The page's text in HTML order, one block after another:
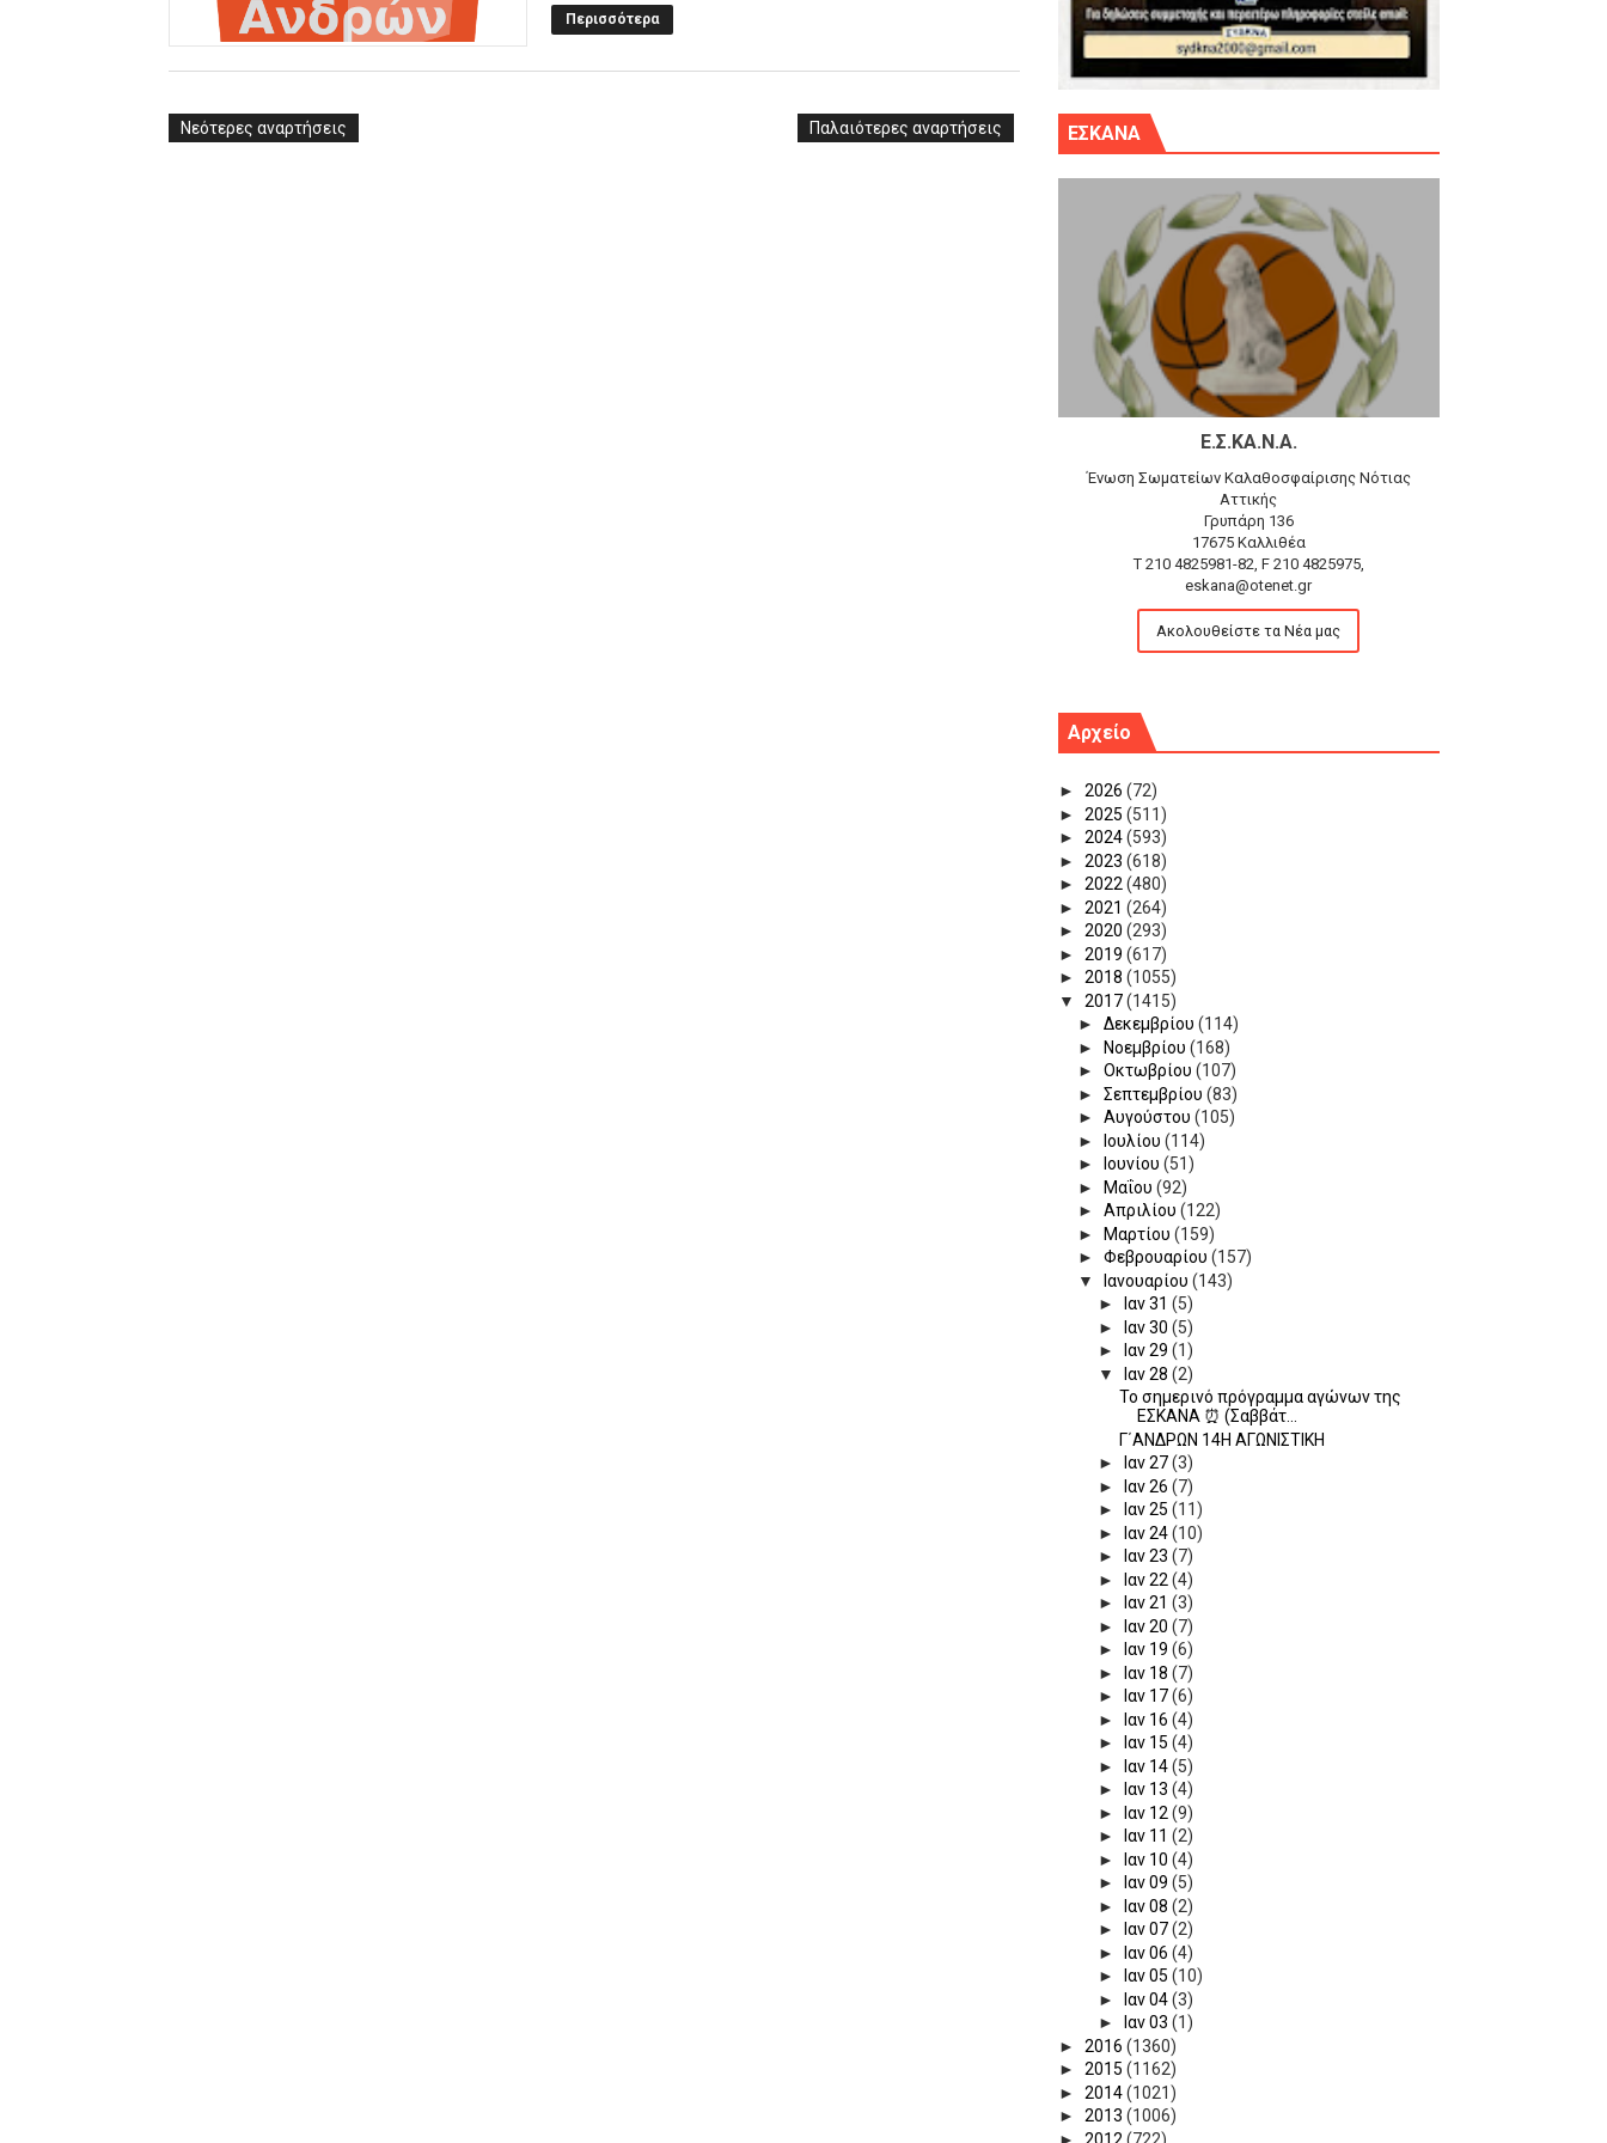
ΧΡΟΝΙΑ ΠΟΛΛΑ ΣΤΟ ΕΛΛΗΝΙΚΟ ΜΠΑΣΚΕΤ : 39Η ΕΠΕΤΕΙΟΣ ΑΠΟ ΤΟ ΕΠΟΣ ΤΟΥ 1987
Ο δρόμος για τον 29ο τελικό κυπέλλου ανδρών ΕΣΚΑΝΑ Μανδραϊκός Προοδευτική στο νέο κλ. Αγίου Δημητρίου την Κυριακή 14.6.26
U21: Τεράστια πρόκριση για τον Πανελευσινιακό στον τελικό αύριο με Αρετσού (το video του αγώνα)
Γ΄ανδρών play offs : "Σκληρό" καρύδι η Φιλία Περάματος έφερε την σειρά στα ίσια (1-1) νίκησε τον Προφήτη Ηλία 78-74 στα Καμίνια
Περισσότερα
Νεότερες αναρτήσεις Παλαιότερες αναρτήσεις ΕΣΚΑΝΑ
Ε.Σ.ΚΑ.Ν.Α.
Ένωση Σωματείων Καλαθοσφαίρισης Νότιας
Αττικής
Γρυπάρη 136
17675 Καλλιθέα
T 210 4825981-82, F 210 4825975,
eskana@otenet.gr
Ακολουθείστε τα Νέα μας
Αρχείο
► 2026 (72)
► 2025 (511)
► 2024(593)
► 2023 (618)
► 2022(480)
► 2021 (264)
► 2020 (293)
► 2019 (617)
► 2018 (1055)
▼ 2017(1415)
►Δεκεμβρίου(114)
► Νοεμβρίου(168)
►Οκτωβρίου(107)
►Σεπτεμβρίου(83)
►Αυγούστου(105)
►
Ιουλίου(114)
►
Ιουνίου(51)
► Μαΐου(92)
►Απριλίου(122)
► Μαρτίου(159)
►Φεβρουαρίου(157)
▼
Ιανουαρίου(143)
►
Ιαν 31(5)
►
Ιαν 30(5)
►
Ιαν 29(1)
▼
Ιαν 28(2)
Το σημερινό πρόγραμμα αγώνων της
ΕΣΚΑΝΑ ⏰ (Σαββάτ...
Γ΄ΑΝΔΡΩΝ 14Η ΑΓΩΝΙΣΤΙΚΗ
►
Ιαν 27(3)
►
Ιαν 26(7)
►
Ιαν 25(11)
►
Ιαν 24(10)
►
Ιαν 23(7)
►
Ιαν 22(4)
►
Ιαν 21(3)
►
Ιαν 20(7)
►
Ιαν 19(6)
►
Ιαν 18(7)
►
Ιαν 17(6)
►
Ιαν 16(4)
►
Ιαν 15(4)
►
Ιαν 14(5)
►
Ιαν 13(4)
►
Ιαν 12(9)
►
Ιαν 11(2)
►
Ιαν 10(4)
►
Ιαν 09(5)
►
Ιαν 08(2)
►
Ιαν 07(2)
►
Ιαν 06(4)
►
Ιαν 05(10)
►
Ιαν 04(3)
►
Ιαν 03(1)
► 2016 (1360)
► 2015 (1162)
► 2014(1021)
► 2013 (1006)
► 2012 (722)